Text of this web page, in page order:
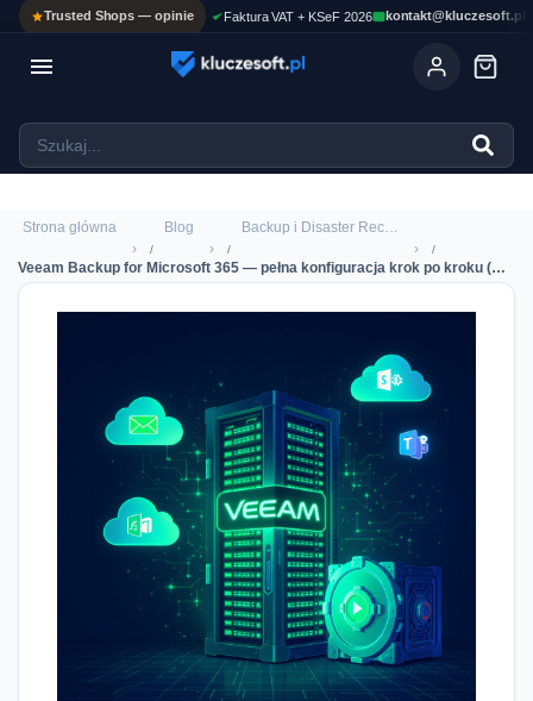
Trusted Shops — opinie Faktura VAT + KSeF 2026 kontakt@kluczesoft.pl

Strona główna
›
Blog
›
Backup i Disaster Recovery
›
Veeam Backup for Microsoft 365 — pełna konfiguracja krok po kroku (HowTo, NIS2)
ASYSTENT AI